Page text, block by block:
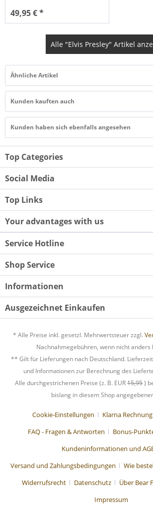
49,95 € *
Alle "Elvis Presley" Artikel
Ähnliche Artikel
Kunden kauften auch
Kunden haben sich ebenfalls angesehen
Top Categories
Social Media
Top Links
Your advantages with us
Service Hotline
Shop Service
Informationen
Ausgezeichnet Einkaufen
* Alle Preise inkl. gesetzl. Mehrwertsteuer zzgl.
Nachnahmegebühren, wenn nicht anders
** Gilt für Lieferungen nach Deutschland.
und Informationen zur Berechnung des
Alle durchgestrichenen Preise (z. B. EUR15,95)
bislang in diesem Shop
Cookie-Einstellungen Klarna Rechnung
FAQ - Fragen & Antworten
Bonus-
Kundeninformationen und
Versand und Zahlungsbedingungen
Wie
Widerrufsrecht
Datenschutz
Über Bear
Impressum